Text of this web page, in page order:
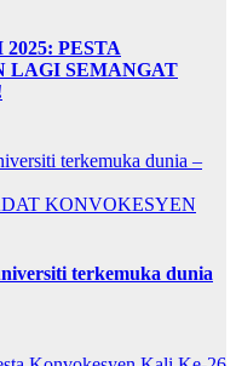
PESTA
LAGI SEMANGAT
KONVOKESYEN
terkemuka dunia